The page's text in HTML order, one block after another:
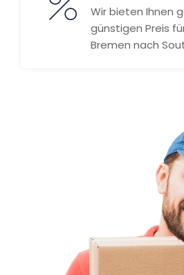
Wir bieten Ihnen
günstigen Preis
Bremen nach